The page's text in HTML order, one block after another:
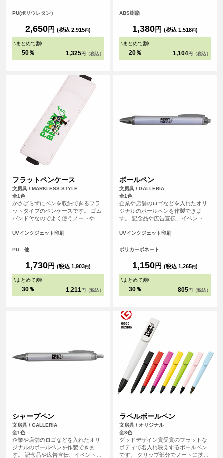
PU(ポリウレタン）
2,650円 (税込 2,915円)
\まとめて割/
50％ 1,325 円（税込）
などのあらゆるシーンでオリジナル
ABS樹脂
1,380円 (税込 1,518円)
\まとめて割/
20％ 1,104 円（税込）
フラットペンケース
文房具 / MARKLESS STYLE
全1色
かさばらずにペンを収納できるフラ
ットタイプのペンケースです。 ゴム
バンド付なのでよく使うノートや手
ち歩かなくてもスマートに ペンを持
す。
UVインクジェット印刷
PU 他
1,730円 (税込 1,903円)
\まとめて割/
30％ 1,211 円（税込）
ボールペン
文房具 / GALLERIA
全1色
企業や店舗のロゴなどを入れたオリ
ジナルのボールペンを作製できま
す。 記念品や広告宣伝、イベントな
UVインクジェット印刷
ポリカーボネート
1,150円 (税込 1,265円)
\まとめて割/
30％ 805 円（税込）
シャープペン
文房具 / GALLERIA
全1色
企業や店舗のロゴなどを入れたオリ
ジナルのボールペンを作製できま
す。 記念品や広告宣伝、イベントな
ラペルボールペン
文房具 / オリジナル
全3色
グッドデザイン賞受賞のフラットな
ボディで名入れ映えするボールペン
です。 クリップ部分でノートに挟め